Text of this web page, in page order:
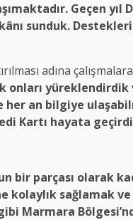
Geçen yıl
sunduk.
adına
onları
an bilgiye
Kartı hayata
bir parçası olarak
sağlamak
Marmara